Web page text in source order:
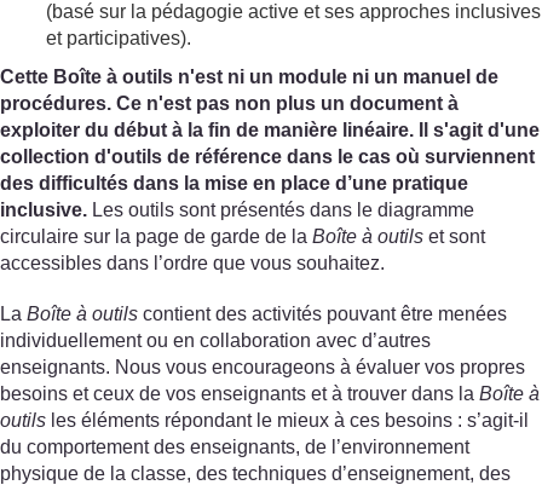
(basé sur la pédagogie active et ses approches inclusives
et participatives).
Cette Boîte à outils n'est ni un module ni un manuel de
procédures. Ce n'est pas non plus un document à
exploiter du début à la fin de manière linéaire. Il s'agit d'une
collection d'outils de référence dans le cas où surviennent
des difficultés dans la mise en place d’une pratique
inclusive. Les outils sont présentés dans le diagramme
circulaire sur la page de garde de la Boîte à outils et sont
accessibles dans l’ordre que vous souhaitez.
La Boîte à outils contient des activités pouvant être menées
individuellement ou en collaboration avec d’autres
enseignants. Nous vous encourageons à évaluer vos propres
besoins et ceux de vos enseignants et à trouver dans la Boîte à
outils les éléments répondant le mieux à ces besoins : s’agit-il
du comportement des enseignants, de l’environnement
physique de la classe, des techniques d’enseignement, des